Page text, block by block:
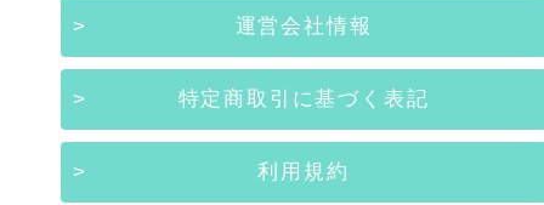
運営会社情報
特定商取引に基づく表記
利用規約